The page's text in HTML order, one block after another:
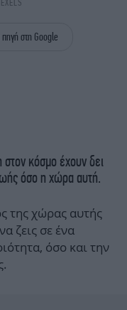
στη Google
στον κόσμο έχουν δει
όσο η χώρα αυτή.
της χώρας αυτής
ζεις σε ένα
όσο και την